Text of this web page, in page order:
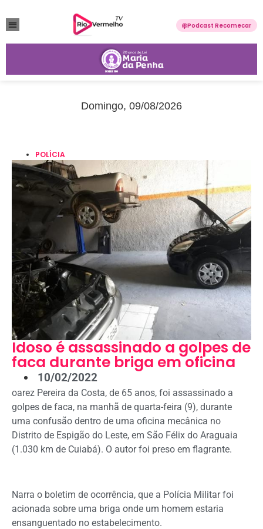
Podcast Recomecar
Domingo, 09/08/2026
POLÍCIA
Idoso é assassinado a golpes de
faca durante briga em oficina
10/02/2022
oarez Pereira da Costa, de 65 anos, foi assassinado a
golpes de faca, na manhã de quarta-feira (9), durante
uma confusão dentro de uma oficina mecânica no
Distrito de Espigão do Leste, em São Félix do Araguaia
(1.030 km de Cuiabá). O autor foi preso em flagrante.
Narra o boletim de ocorrência, que a Polícia Militar foi
acionada sobre uma briga onde um homem estaria
ensanguentado no estabelecimento.